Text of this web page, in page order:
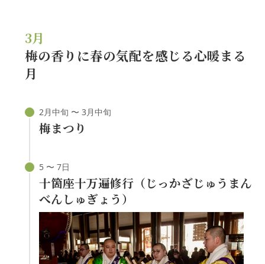
3月
梅の香りに春の気配を感じる心暖まる
月
梅まつり
十箇座十万遍修行（じっかざじゅうまん
べんしゅぎょう）